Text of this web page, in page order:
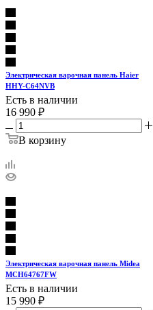
Электрическая варочная панель Haier
HHY-C64NVB
Есть в наличии
16 990 ₽
В корзину
Электрическая варочная панель Midea
MCH64767FW
Есть в наличии
15 990 ₽